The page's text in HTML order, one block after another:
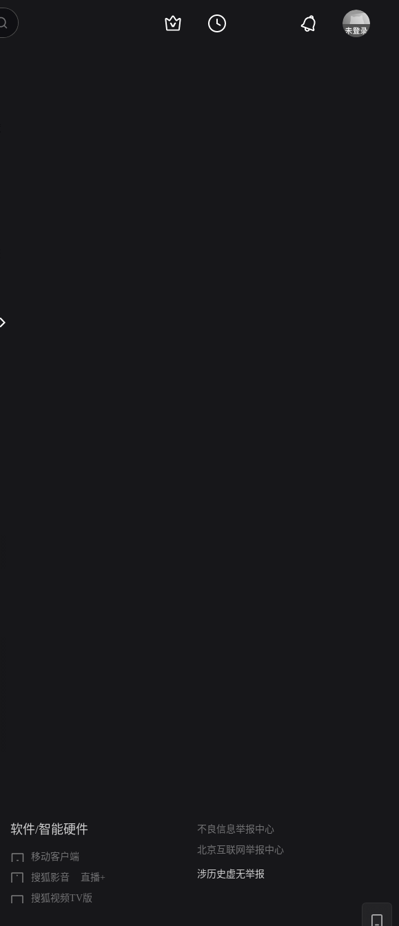
软件/智能硬件
移动客户端
搜狐影音
直播+
搜狐视频TV版
不良信息举报中心
北京互联网举报中心
亚运会举报专区
涉历史虚无举报